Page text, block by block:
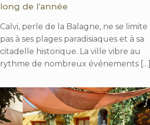
long de l’année
Calvi, perle de la Balagne, ne se limite
pas à ses plages paradisiaques et à sa
citadelle historique. La ville vibre au
rythme de nombreux événements […]